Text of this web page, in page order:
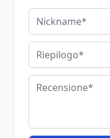
Nickname
Riepilogo
Recensione